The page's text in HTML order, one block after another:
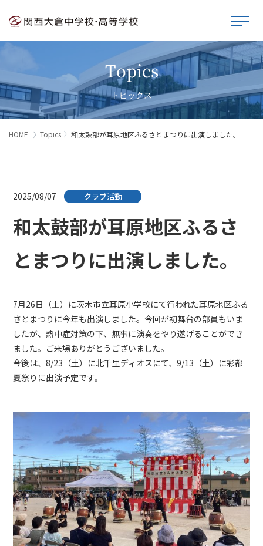
Topics
トピックス
HOME Topics 和太鼓部が耳原地区ふるさとまつりに出演しました。
2025/08/07 クラブ活動
和太鼓部が耳原地区ふるさ
とまつりに出演しました。
7月26日（土）に茨木市立耳原小学校にて行われた耳原地区ふる
さとまつりに今年も出演しました。今回が初舞台の部員もいま
したが、熱中症対策の下、無事に演奏をやり遂げることができ
ました。ご来場ありがとうございました。
今後は、8/23（土）に北千里ディオスにて、9/13（土）に彩都
夏祭りに出演予定です。